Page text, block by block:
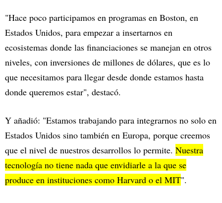
"Hace poco participamos en programas en Boston, en
Estados Unidos, para empezar a insertarnos en
ecosistemas donde las financiaciones se manejan en otros
niveles, con inversiones de millones de dólares, que es lo
que necesitamos para llegar desde donde estamos hasta
donde queremos estar", destacó.
Y añadió: "Estamos trabajando para integrarnos no solo en
Estados Unidos sino también en Europa, porque creemos
que el nivel de nuestros desarrollos lo permite. Nuestra
tecnología no tiene nada que envidiarle a la que se
produce en instituciones como Harvard o el MIT".